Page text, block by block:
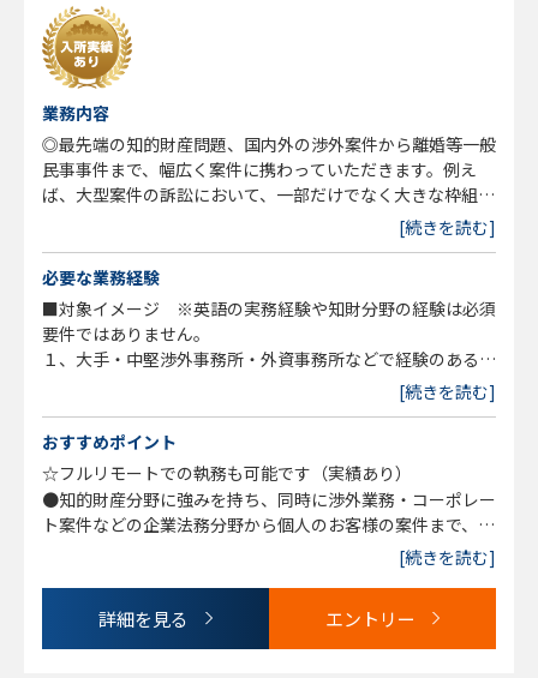
業務内容
◎最先端の知的財産問題、国内外の渉外案件から離婚等一般
民事事件まで、幅広く案件に携わっていただきます。例え
ば、大型案件の訴訟において、一部だけでなく大きな枠組み
についての検討にも関わることができ、事案全体を見ること
ができます。英語が得意な方は、外国訴訟や英文契約書、海
外雑誌の論稿執筆など、英語を使用する業務に相当な頻度で
関わることができる環境にあります。
※将来、当事務所のパートナー（共同経営者）になって頂く
ことを視野に入れ、採用いたします。
☆★フルリモートでの執務も可能ですので（実績あり）、ご
相談ください。
[続きを読む]
必要な業務経験
■対象イメージ ※英語の実務経験や知財分野の経験は必須
要件ではありません。
１、大手・中堅渉外事務所・外資事務所などで経験のある方
（若手は、司法試験順位や学歴など総合的に検討）
２、裁判官から弁護士への転向をお考えの方（司法試験順位
や学歴など総合的に検討）
３、弁護士で、理系出身の方 技術分野としては、薬・化
学・生物が最も望ましいが、電気・機械も検討可能。
年次としては、１年目～３年目が望ましいが、より年次が高
い方でも経験等によって相談。
４、若手の場合、インハンスのみ経験でも検討（当事務所へ
の志望度と試験順位・学歴などを総合的に検討）
５、弁護士１～2年目くらい、年齢20代半ば～後半（司法試
[続きを読む]
おすすめポイント
☆フルリモートでの執務も可能です（実績あり）
●知的財産分野に強みを持ち、同時に渉外業務・コーポレー
ト案件などの企業法務分野から個人のお客様の案件まで、幅
広い案件を多数扱う事務所です。知財分野の経験がない方
●将来 当事務所のパートナー（共同経営者）になって頂く
ことを視野に入れ採用いたします。
[続きを読む]
詳細を見る エントリー